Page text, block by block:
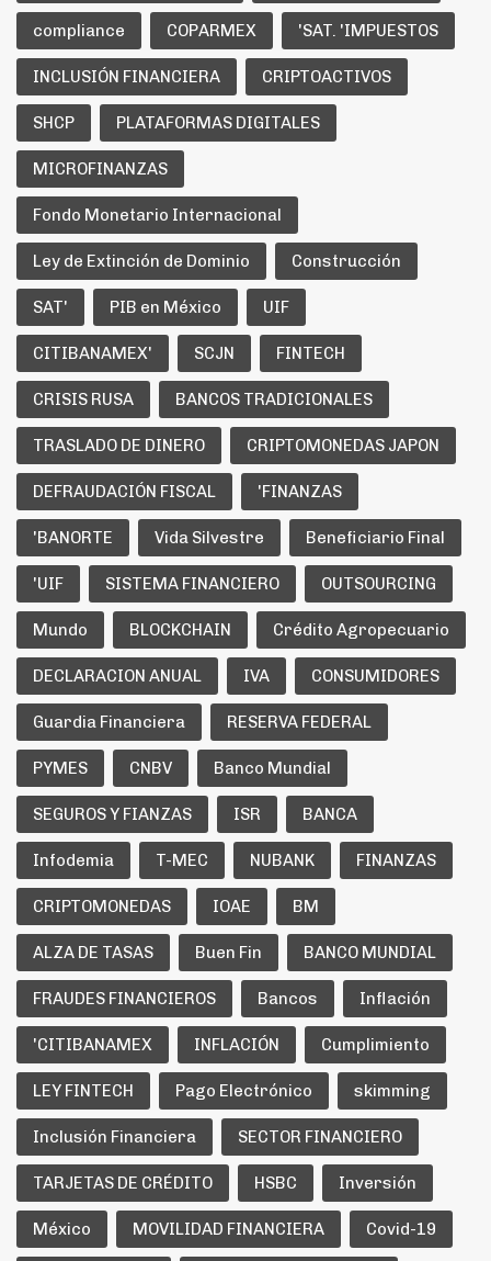
compliance COPARMEX 'SAT. 'IMPUESTOS
INCLUSIÓN FINANCIERA CRIPTOACTIVOS
SHCP PLATAFORMAS DIGITALES
MICROFINANZAS
Fondo Monetario Internacional
Ley de Extinción de Dominio Construcción
SAT' PIB en México UIF
CITIBANAMEX' SCJN FINTECH
CRISIS RUSA BANCOS TRADICIONALES
TRASLADO DE DINERO CRIPTOMONEDAS JAPON
DEFRAUDACIÓN FISCAL 'FINANZAS
'BANORTE Vida Silvestre Beneficiario Final
'UIF SISTEMA FINANCIERO OUTSOURCING
Mundo BLOCKCHAIN Crédito Agropecuario
DECLARACION ANUAL IVA CONSUMIDORES
Guardia Financiera RESERVA FEDERAL
PYMES CNBV Banco Mundial
SEGUROS Y FIANZAS ISR BANCA
Infodemia T-MEC NUBANK FINANZAS
CRIPTOMONEDAS IOAE BM
ALZA DE TASAS Buen Fin BANCO MUNDIAL
FRAUDES FINANCIEROS Bancos Inflación
'CITIBANAMEX INFLACIÓN Cumplimiento
LEY FINTECH Pago Electrónico skimming
Inclusión Financiera SECTOR FINANCIERO
TARJETAS DE CRÉDITO HSBC Inversión
México MOVILIDAD FINANCIERA Covid-19